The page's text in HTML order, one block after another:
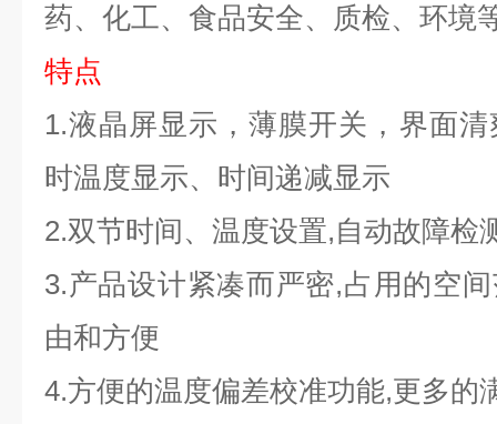
药、化工、食品安全、质检、环境
特点
1.液晶屏显示，薄膜开关，界面
时温度显示、时间递减显示
2.双节时间、温度设置,自动故障检
3.产品设计紧凑而严密,占用的空
由和方便
4.方便的温度偏差校准功能,更多的